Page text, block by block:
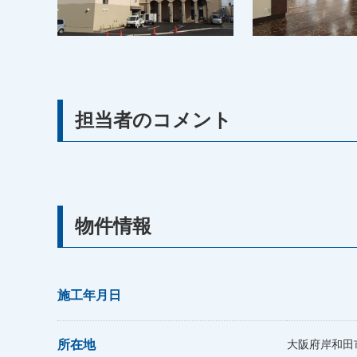
担当者のコメント
物件情報
施工年月日
所在地 大阪府岸和田